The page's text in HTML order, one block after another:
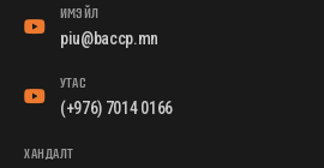
ИМЭЙЛ
piu@baccp.mn
УТАС
(+976) 7014 0166
ХАНДАЛТ